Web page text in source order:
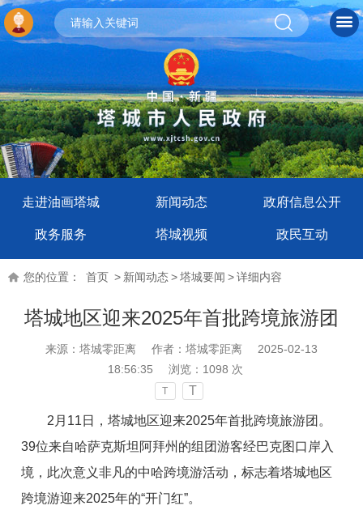
走进油画塔城 新闻动态 政府信息公开
政务服务 塔城视频 政民互动
您的位置： 首页 > 新闻动态>塔城要闻 >详细内容
塔城地区迎来2025年首批跨境旅游团
来源：塔城零距离 作者：塔城零距离
2025-02-13
18:56:35
浏览： 1098 次
T T
2 月 11 日，塔城地区迎来2025年首批跨境旅游团 。
39位来自哈萨克斯坦阿拜州的组团游客经巴克图口岸入
境，此次意义非凡的中哈跨境游活动，标志着塔城地区
跨境游迎来2025年的“开门红”。